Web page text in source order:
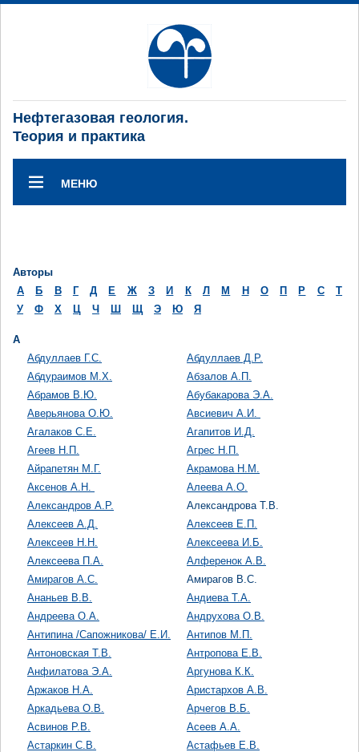
Нефтегазовая геология.
Теория и практика
МЕНЮ
Авторы
А
Б В Г Д Е Ж З И К Л М Н О П Р С
Т
У
Ф Х Ц Ч Ш Щ Э Ю Я
А
Абдуллаев Г.С.
Абдуллаев Д.Р.
Абдураимов М.Х.
Абзалов А.П.
Абрамов В.Ю.
Абубакарова Э.А.
Аверьянова О.Ю.
Авсиевич А.И.
Агалаков С.Е.
Агапитов И.Д.
Агеев Н.П.
Агрес Н.П.
Айрапетян М.Г.
Акрамова Н.М.
Аксенов А.Н.
Алеева А.О.
Александров А.Р.
Александрова Т.В.
Алексеев А.Д.
Алексеев Е.П.
Алексеев Н.Н.
Алексеева И.Б.
Алексеева П.А.
Алференок А.В.
Амирагов А.С.
Амирагов В.С.
Ананьев В.В.
Андиева Т.А.
Андреева О.А.
Андрухова О.В.
Антипина /Сапожникова/ Е.И.
Антипов М.П.
Антоновская Т.В.
Антропова Е.В.
Анфилатова Э.А.
Аргунова К.К.
Аржаков Н.А.
Аристархов А.В.
Аркадьева О.В.
Арчегов В.Б.
Асвинов Р.В.
Асеев А.А.
Астаркин С.В.
Астафьев Е.В.